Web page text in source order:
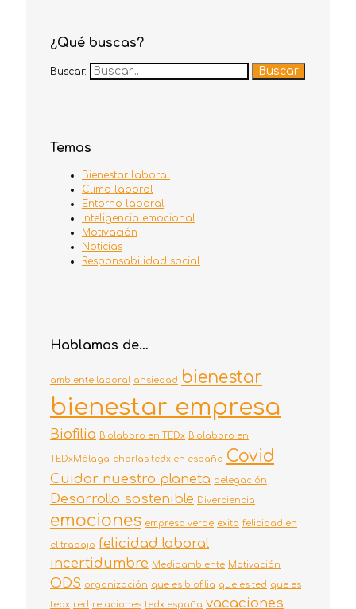
¿Qué buscas?
Buscar:
Temas
Bienestar laboral
Clima laboral
Entorno laboral
Inteligencia emocional
Motivación
Noticias
Responsabilidad social
Hablamos de…
ambiente laboral ansiedad bienestar
bienestar empresa
Biofilia Biolaboro en TEDx Biolaboro en
TEDxMálaga charlas tedx en españa Covid
Cuidar nuestro planeta delegación
Desarrollo sostenible Diverciencia
emociones empresa verde exito felicidad en
el trabajo felicidad laboral
incertidumbre Medioambiente Motivación
ODS organización que es biofilia que es ted que es
tedx red relaciones tedx españa vacaciones